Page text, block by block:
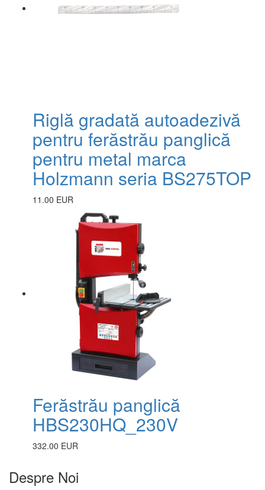
Riglă gradată autoadezivă
pentru ferăstrău panglică
pentru metal marca
Holzmann seria BS275TOP
11.00 EUR
Ferăstrău panglică
HBS230HQ_230V
332.00 EUR
Despre Noi